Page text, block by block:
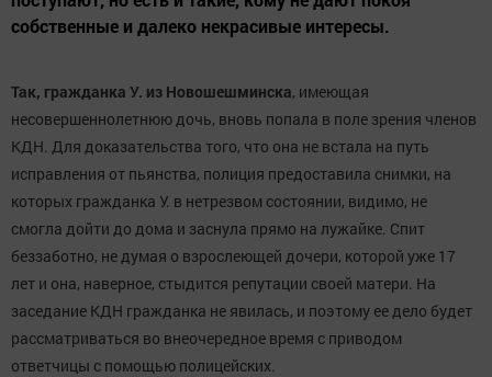
собственные и далеко некрасивые интересы.
Так, гражданка У. из Новошешминска, имеющая
несовершеннолетнюю дочь, вновь попала в поле зрения членов
КДН. Для доказательства того, что она не встала на путь
исправления от пьянства, полиция предоставила снимки, на
которых гражданка У. в нетрезвом состоянии, видимо, не
смогла дойти до дома и заснула прямо на лужайке. Спит
беззаботно, не думая о взрослеющей дочери, которой уже 17
лет и она, наверное, стыдится репутации своей матери. На
заседание КДН гражданка не явилась, и поэтому ее дело будет
рассматриваться во внеочередное время с приводом
ответчицы с помощью полицейских.